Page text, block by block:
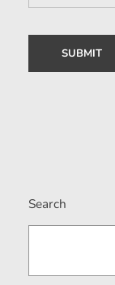
Search